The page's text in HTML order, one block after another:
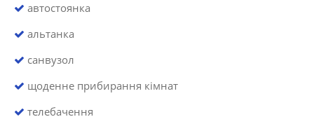
автостоянка
альтанка
санвузол
щоденне прибирання кімнат
телебачення